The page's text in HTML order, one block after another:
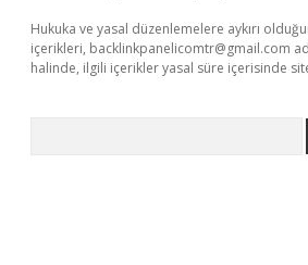
Hukuka ve yasal düzenlemelere aykırı
içerikleri, backlinkpanelicomtr@gmail.com
halinde, ilgili içerikler yasal süre içerisinde